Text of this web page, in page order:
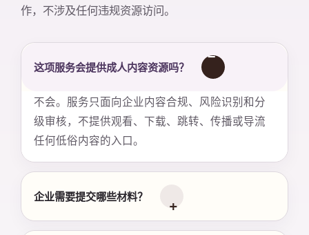
作，不涉及任何违规资源访问。
这项服务会提供成人内容资源吗？
不会。服务只面向企业内容合规、风险识别和分
级审核，不提供观看、下载、跳转、传播或导流
任何低俗内容的入口。
企业需要提交哪些材料？